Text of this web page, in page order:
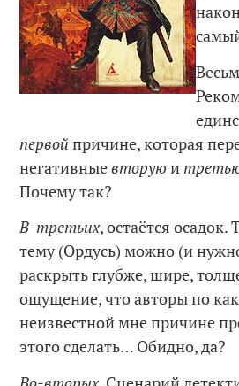
первой причине, которая
негативныевторуюи
Почему так?
В-третьих, остаётся
тему (Ордусь) можно (и
раскрыть глубже, шире,
ощущение, что авторы по
неизвестной мне причине
этого сделать… Обидно, да?